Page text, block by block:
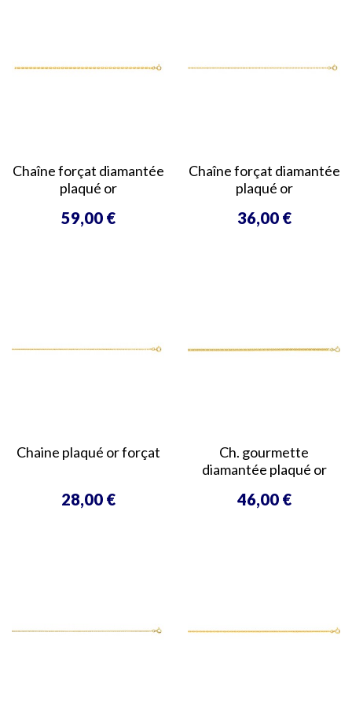
Chaîne forçat diamantée
plaqué or
Prix
59,00 €
Chaîne forçat diamantée
plaqué or
Prix
36,00 €
Chaine plaqué or forçat
Prix
28,00 €
Ch. gourmette
diamantée plaqué or
Prix
46,00 €